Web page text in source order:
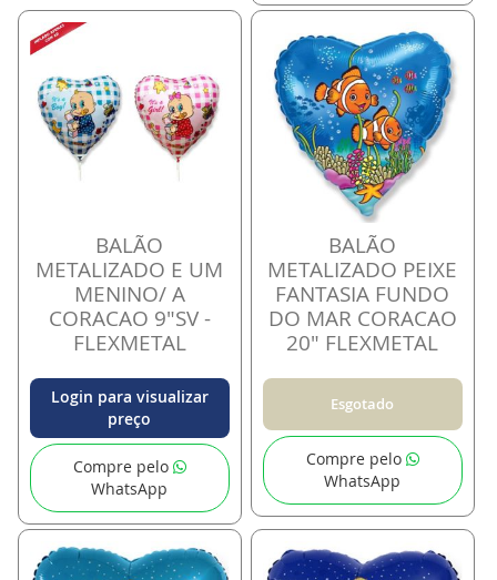
BALÃO
METALIZADO E UM
MENINO/ A
CORACAO 9"SV -
FLEXMETAL
Login para visualizar
preço
Compre pelo
WhatsApp
BALÃO
METALIZADO PEIXE
FANTASIA FUNDO
DO MAR CORACAO
20" FLEXMETAL
Esgotado
Compre pelo
WhatsApp